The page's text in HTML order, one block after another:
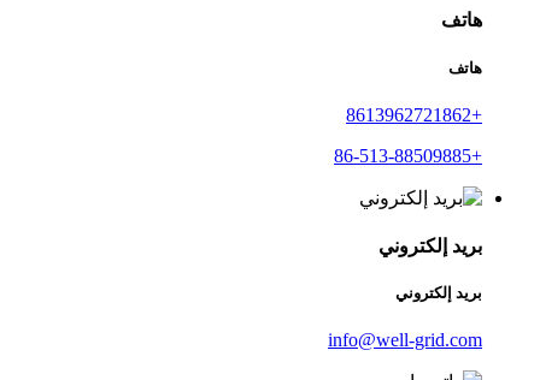
هاتف
هاتف
+8613962721862
+86-513-88509885
بريد إلكتروني
بريد إلكتروني
info@well-grid.com